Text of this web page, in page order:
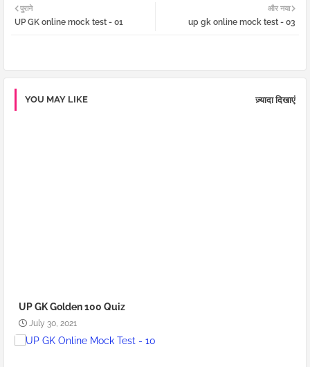
atsa
और नया
up gk online mock test - 03
पुराने
UP GK online mock test - 01
YOU MAY LIKE ज़्यादा दिखाएं
UP GK Golden 100 Quiz
July 30, 2021